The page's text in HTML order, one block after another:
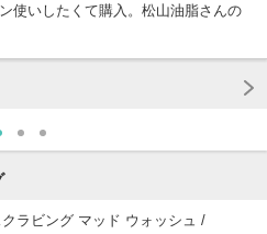
使いしたくて購入。松山油脂さんの
ラビング マッド ウォッシュ /